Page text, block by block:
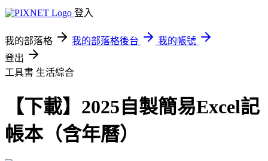
登入
我的部落格 我的部落格後台
我的帳號
登出
工具書 生活綜合
【下載】2025自製簡易Excel記
帳本（含年曆）